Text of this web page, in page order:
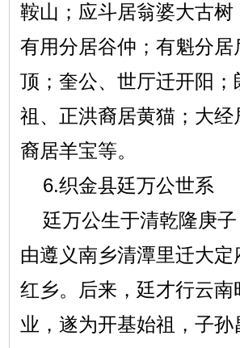
鞍山；应斗居翁婆大古
有用分居谷仲；有魁分
顶；奎公、世厅迁开阳
祖、正洪裔居黄猫；大
裔居羊宝等。
6.织金县廷万公世系
廷万公生于清乾隆庚子
由遵义南乡清潭里迁大
红乡。后来，廷才行云
业，遂为开基始祖，子